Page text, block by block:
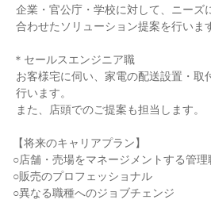
＊セールスエンジニア職
【将来のキャリアプラン】
○店舗・売場をマネージメントする管理
○販売のプロフェッショナル
○異なる職種へのジョブチェンジ